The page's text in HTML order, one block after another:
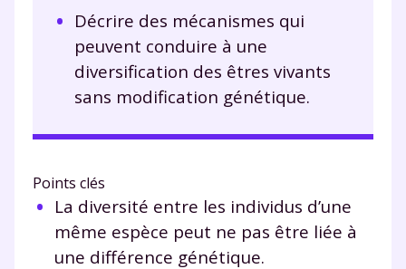
Décrire des mécanismes qui
peuvent conduire à une
diversification des êtres vivants
sans modification génétique.
Points clés
La diversité entre les individus d’une
même espèce peut ne pas être liée à
une différence génétique.